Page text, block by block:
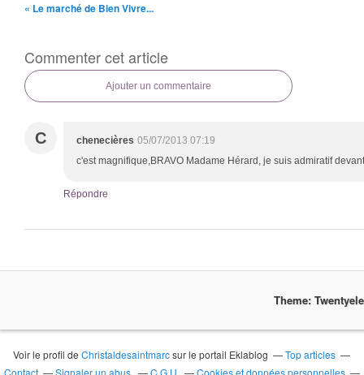
« Le marché de Bien Vivre...
Commenter cet article
Ajouter un commentaire
C chenecières 05/07/2013 07:19
c'est magnifique,BRAVO Madame Hérard, je suis admiratif
Répondre
Theme:
Voir le profil deChristaldesaintmarcsur le portail Eklablog
Top articles
Contact
Signaler un abus C.G.U. Cookies et données personnelles